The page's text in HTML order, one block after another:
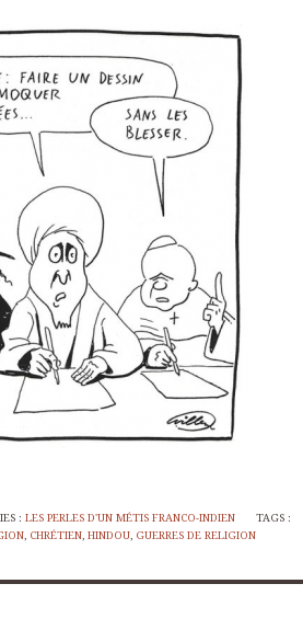
: LES PERLES D'UN MÉTIS FRANCO-INDIEN
TAGS :
, CHRÉTIEN, HINDOU, GUERRES DE RELIGION